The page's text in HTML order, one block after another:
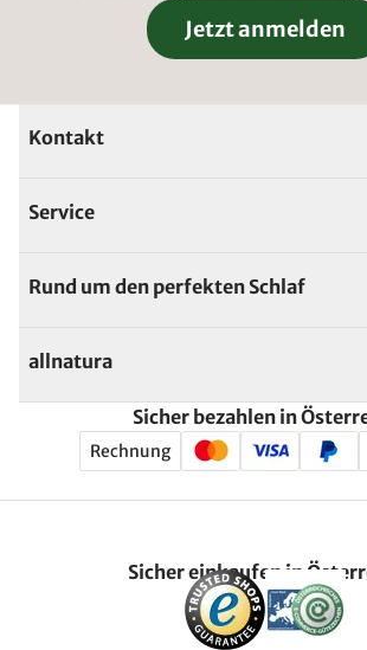
Jetzt anmelden
Kontakt
Service
Rund um den perfekten Schlaf
allnatura
Sicher bezahlen in
Rechnung
Sicher einkaufen in